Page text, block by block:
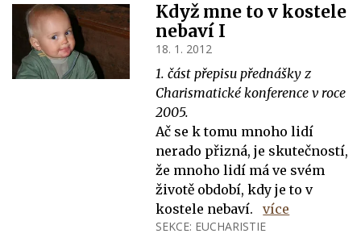
Když mne to v kostele
nebaví I
18. 1. 2012
1. část přepisu přednášky z
Charismatické konference v roce
2005.
Ač se k tomu mnoho lidí
nerado přizná, je skutečností,
že mnoho lidí má ve svém
životě období, kdy je to v
kostele nebaví.
více
SEKCE: EUCHARISTIE